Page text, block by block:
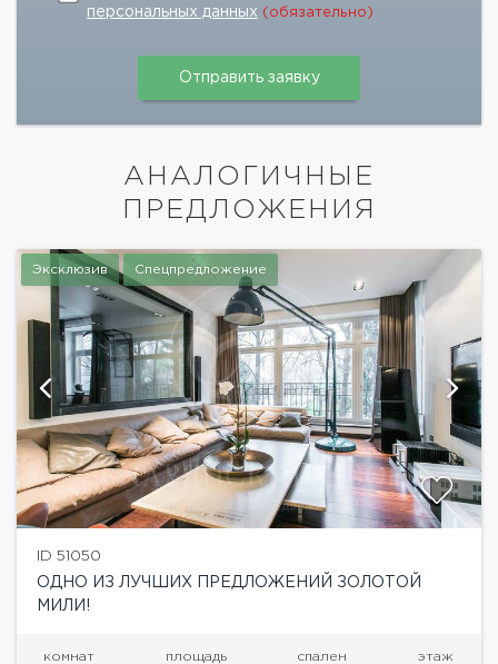
персональных данных (обязательно)
АНАЛОГИЧНЫЕ
ПРЕДЛОЖЕНИЯ
Эксклюзив Спецпредложение
ID 51050
ОДНО ИЗ ЛУЧШИХ ПРЕДЛОЖЕНИЙ ЗОЛОТОЙ
МИЛИ!
комнат площадь спален этаж